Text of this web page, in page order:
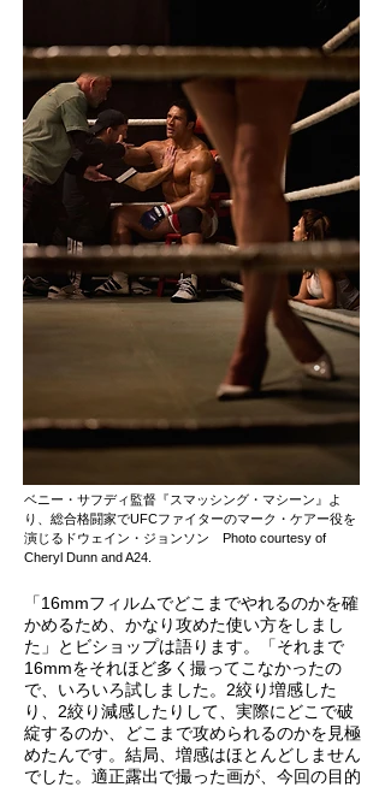
ベニー・サフディ監督『スマッシング・マシーン』よ
り、総合格闘家でUFCファイターのマーク・ケアー役を
演じるドウェイン・ジョンソン Photo courtesy of
Cheryl Dunn and A24.
「16mmフィルムでどこまでやれるのかを確
かめるため、かなり攻めた使い方をしまし
た」とビショップは語ります。「それまで
16mmをそれほど多く撮ってこなかったの
で、いろいろ試しました。2絞り増感した
り、2絞り減感したりして、実際にどこで破
綻するのか、どこまで攻められるのかを見極
めたんです。結局、増感はほとんどしません
でした。適正露出で撮った画が、今回の目的